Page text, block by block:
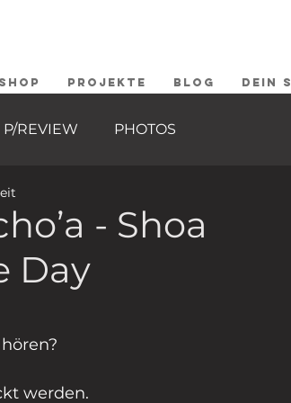
SHOP PROJEKTE BLOG DEIN
P/REVIEW PHOTOS
- Shoa
Day
werden.